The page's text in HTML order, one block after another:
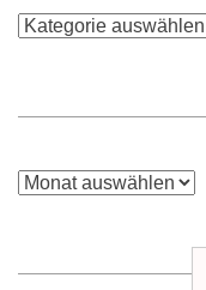
Kategorien
Archiv